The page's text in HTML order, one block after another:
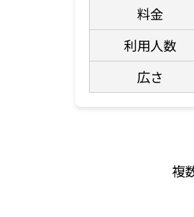
料金
利用人数
広さ
複